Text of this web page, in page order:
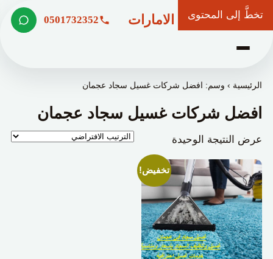
تخطَّ إلى المحتوى
شركة وعد الامارات 0501732352
الرئيسية ›وسم: افضل شركات غسيل سجاد عجمان
افضل شركات غسيل سجاد عجمان
عرض النتيجة الوحيدة
تخفيض!